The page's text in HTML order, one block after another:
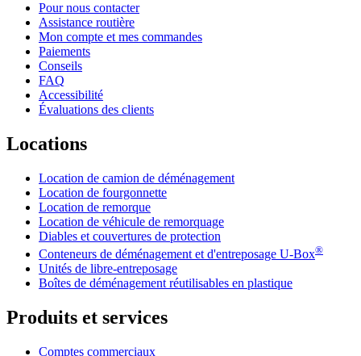
Pour nous contacter
Assistance routière
Mon compte et mes commandes
Paiements
Conseils
FAQ
Accessibilité
Évaluations des clients
Locations
Location de camion de déménagement
Location de fourgonnette
Location de remorque
Location de véhicule de remorquage
Diables et couvertures de protection
Conteneurs de déménagement et d'entreposage U-Box®
Unités de libre-entreposage
Boîtes de déménagement réutilisables en plastique
Produits et services
Comptes commerciaux